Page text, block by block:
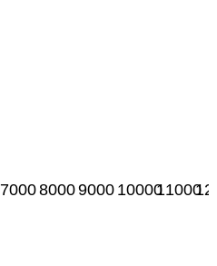
700080009000 1000011000